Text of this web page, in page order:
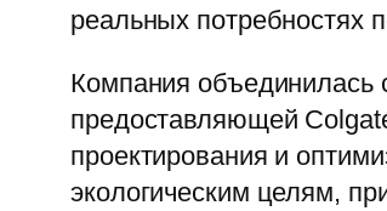
реальных потребностях
Компания
предоставляющей
проектирования и
экологическим целям,